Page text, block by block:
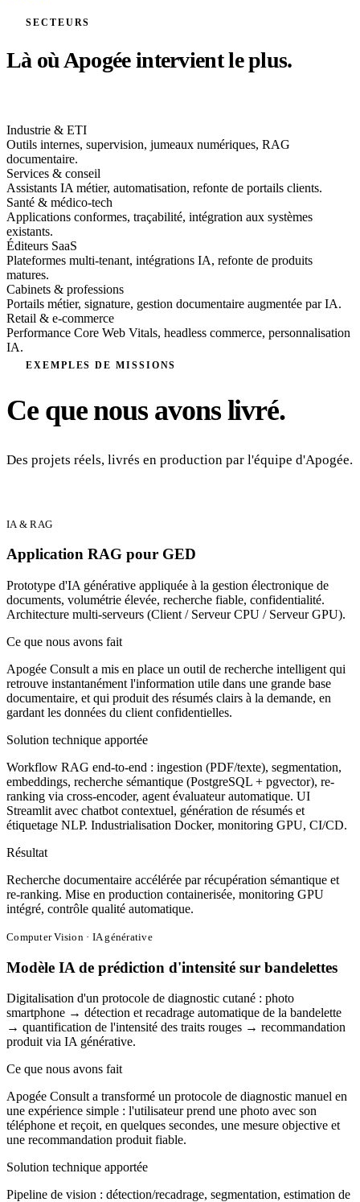
SECTEURS
Là où Apogée intervient le plus.
Industrie & ETI
Outils internes, supervision, jumeaux numériques, RAG
documentaire.
Services & conseil
Assistants IA métier, automatisation, refonte de portails clients.
Santé & médico-tech
Applications conformes, traçabilité, intégration aux systèmes
existants.
Éditeurs SaaS
Plateformes multi-tenant, intégrations IA, refonte de produits
matures.
Cabinets & professions
Portails métier, signature, gestion documentaire augmentée par IA.
Retail & e-commerce
Performance Core Web Vitals, headless commerce, personnalisation
IA.
EXEMPLES DE MISSIONS
Ce que nous avons livré.
Des projets réels, livrés en production par l'équipe d'Apogée.
IA & RAG
Application RAG pour GED
Prototype d'IA générative appliquée à la gestion électronique de
documents, volumétrie élevée, recherche fiable, confidentialité.
Architecture multi-serveurs (Client / Serveur CPU / Serveur GPU).
Ce que nous avons fait
Apogée Consult a mis en place un outil de recherche intelligent qui
retrouve instantanément l'information utile dans une grande base
documentaire, et qui produit des résumés clairs à la demande, en
gardant les données du client confidentielles.
Solution technique apportée
Workflow RAG end-to-end : ingestion (PDF/texte), segmentation,
embeddings, recherche sémantique (PostgreSQL + pgvector), re-
ranking via cross-encoder, agent évaluateur automatique. UI
Streamlit avec chatbot contextuel, génération de résumés et
étiquetage NLP. Industrialisation Docker, monitoring GPU, CI/CD.
Résultat
Recherche documentaire accélérée par récupération sémantique et
re-ranking. Mise en production containerisée, monitoring GPU
intégré, contrôle qualité automatique.
Computer Vision · IA générative
Modèle IA de prédiction d'intensité sur bandelettes
Digitalisation d'un protocole de diagnostic cutané : photo
smartphone → détection et recadrage automatique de la bandelette
→ quantification de l'intensité des traits rouges → recommandation
produit via IA générative.
Ce que nous avons fait
Apogée Consult a transformé un protocole de diagnostic manuel en
une expérience simple : l'utilisateur prend une photo avec son
téléphone et reçoit, en quelques secondes, une mesure objective et
une recommandation produit fiable.
Solution technique apportée
Pipeline de vision : détection/recadrage, segmentation, estimation de